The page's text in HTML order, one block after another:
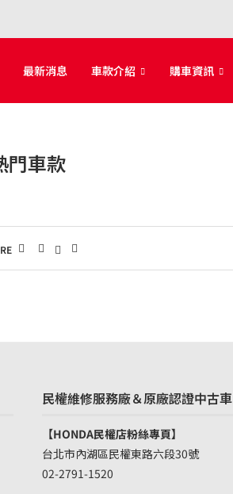
最新消息 車款介紹 購車資訊
門車款
民權維修服務廠＆原廠認證中古車
【HONDA民權店粉絲專頁】
台北市內湖區民權東路六段30號
02-2791-1520